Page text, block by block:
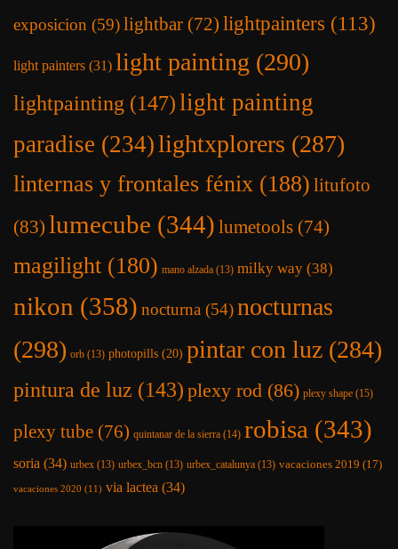
exposicion (59)lightbar (72) lightpainters (113)
light painters (31) light painting (290)
lightpainting (147)light painting
paradise (234)lightxplorers (287)
linternas y frontales fénix (188) litufoto
(83) lumecube (344) lumetools (74)
magilight (180) mano alzada (13) milky way (38)
nikon (358) nocturna (54)nocturnas
(298) orb (13) photopills (20) pintar con luz (284)
pintura de luz (143) plexy rod (86) plexy shape (15)
plexy tube (76) quintanar de la sierra (14) robisa (343)
soria (34) urbex (13) urbex_bcn (13) urbex_catalunya (13) vacaciones 2019 (17)
vacaciones 2020 (11) via lactea (34)